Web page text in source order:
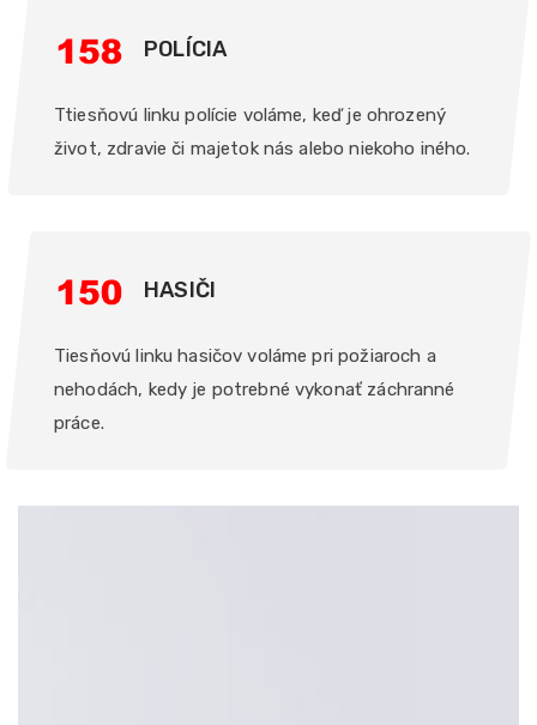
POLÍCIA
Ttiesňovú linku polície voláme, keď je ohrozený
život, zdravie či majetok nás alebo niekoho iného.
HASIČI
Tiesňovú linku hasičov voláme pri požiaroch a
nehodách, kedy je potrebné vykonať záchranné
práce.